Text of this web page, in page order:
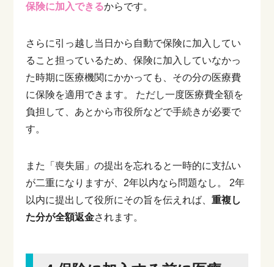
保険に加入できるからです。
さらに引っ越し当日から自動で保険に加入してい
ること担っているため、保険に加入していなかっ
た時期に医療機関にかかっても、その分の医療費
に保険を適用できます。
ただし一度医療費全額を
負担して、あとから市役所などで手続きが必要で
す。
また「喪失届」の提出を忘れると一時的に支払い
が二重になりますが、2年以内なら問題なし。
2年
以内に提出して役所にその旨を伝えれば、重複し
た分が全額返金されます。